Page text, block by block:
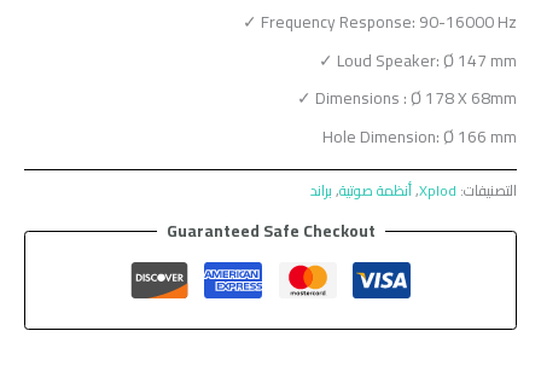
Frequency Response: 90-16000 Hz ✓
Loud Speaker: Ø 147 mm ✓
Dimensions : Ø 178 X 68mm ✓
Hole Dimension: Ø 166 mm
التصنيفات: Xplod
,أنظمة صوتية,براند
Guaranteed Safe Checkout